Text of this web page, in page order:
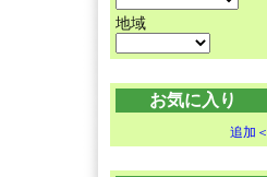
地域
お気に入り
追加＜